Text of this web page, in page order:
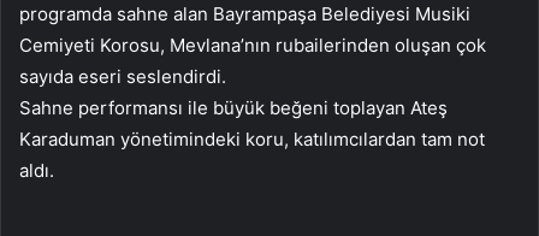
programda sahne alan Bayrampaşa Belediyesi Musiki
Cemiyeti Korosu, Mevlana’nın rubailerinden oluşan çok
sayıda eseri seslendirdi.
Sahne performansı ile büyük beğeni toplayan Ateş
Karaduman yönetimindeki koru, katılımcılardan tam not
aldı.